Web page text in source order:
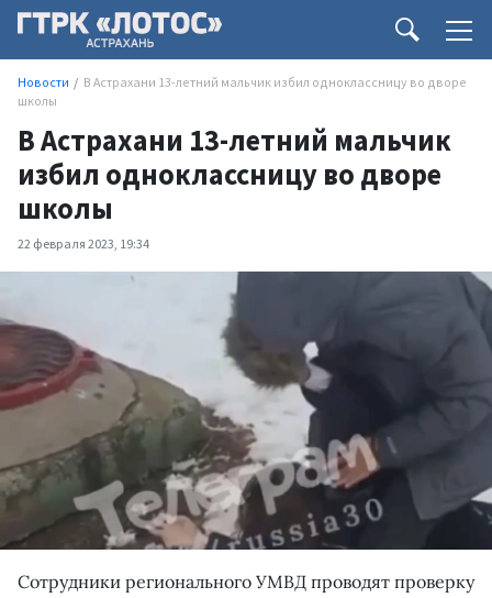
Новости
В Астрахани 13-летний мальчик избил одноклассницу во дворе
школы
В Астрахани 13-летний мальчик
избил одноклассницу во дворе
школы
22 февраля 2023, 19:34
Сотрудники регионального УМВД проводят проверку